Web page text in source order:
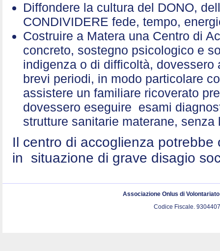
Diffondere la cultura del DONO,
CONDIVIDERE fede, tempo,
Costruire a Matera una Centro di
concreto, sostegno psicologico e
indigenza o di difficoltà,
brevi periodi, in modo particolare
assistere un familiare ricoverato
dovessero eseguire esami
strutture sanitarie materane,
Il centro di accoglienza
in situazione di grave disagio
Associazione Onlus di
Codice Fiscale.